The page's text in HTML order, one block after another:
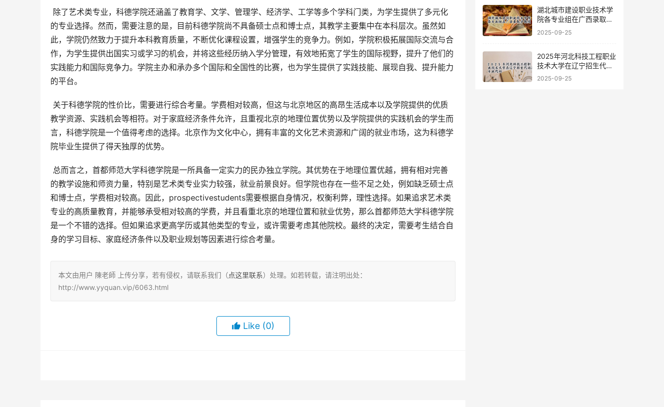
的专业选择。然而，需要注意的是，目前科德学院尚不具备硕士点和博士点，其教学主要集中在本科层次。虽然如
此，学院仍然致力于提升本科教育质量，不断优化课程设置，增强学生的竞争力。例如，学院积极拓展国际交流与合
作，为学生提供出国实习或学习的机会，并将这些经历纳入学分管理，有效地拓宽了学生的国际视野，提升了他们的
实践能力和国际竞争力。学院主办和承办多个国际和全国性的比赛，也为学生提供了实践技能、展现自我、提升能力
的平台。
教学资源、实践机会等相符。对于家庭经济条件允许，且重视北京的地理位置优势以及学院提供的实践机会的学生而
言，科德学院是一个值得考虑的选择。北京作为文化中心，拥有丰富的文化艺术资源和广阔的就业市场，这为科德学
院毕业生提供了得天独厚的优势。
的教学设施和师资力量，特别是艺术类专业实力较强，就业前景良好。但学院也存在一些不足之处，例如缺乏硕士点
和博士点，学费相对较高。因此，prospectivestudents需要根据自身情况，权衡利弊，理性选择。如果追求艺术类
专业的高质量教育，并能够承受相对较高的学费，并且看重北京的地理位置和就业优势，那么首都师范大学科德学院
是一个不错的选择。但如果追求更高学历或其他类型的专业，或许需要考虑其他院校。最终的决定，需要考生结合自
身的学习目标、家庭经济条件以及职业规划等因素进行综合考量。
本文由用户 陳老師 上传分享，若有侵权，请联系我们（点这里联系）处理。如若转载，请注明出处：
http://www.yyquan.vip/6063.html
Like (0)
湖北城市建设职业技术学
院各专业组在广西录取分
数线
2025-09-25
2025年河北科技工程职业
技术大学在辽宁招生代码
及专业代码
2025-09-25